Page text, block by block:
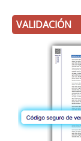
VALIDACIÓN